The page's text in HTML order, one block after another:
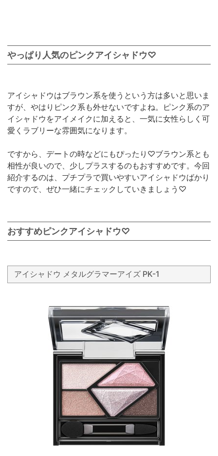
やっぱり人気のピンクアイシャドウ♡
アイシャドウはブラウン系を使うという方は多いと思いま
すが、やはりピンク系も外せないですよね。ピンク系のア
イシャドウをアイメイクに加えると、一気に女性らしく可
愛くラブリーな雰囲気になります。
ですから、デートの時などにもぴったり♡ブラウン系とも
相性が良いので、少しプラスするのもおすすめです。今回
紹介するのは、プチプラで買いやすいアイシャドウばかり
ですので、ぜひ一緒にチェックしていきましょう♡
おすすめピンクアイシャドウ♡
アイシャドウ メタルグラマーアイズ PK-1